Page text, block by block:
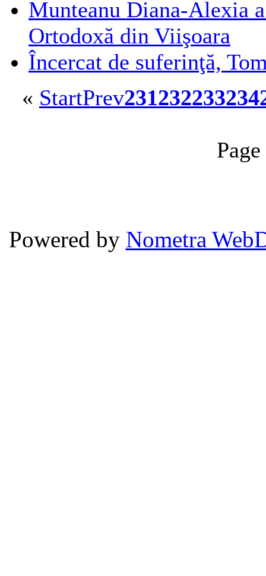
Munteanu Diana-Alexia
Ortodoxă din Viişoara
Încercat de suferinţă,
« StartPrev231232233234
Powered by Nometra